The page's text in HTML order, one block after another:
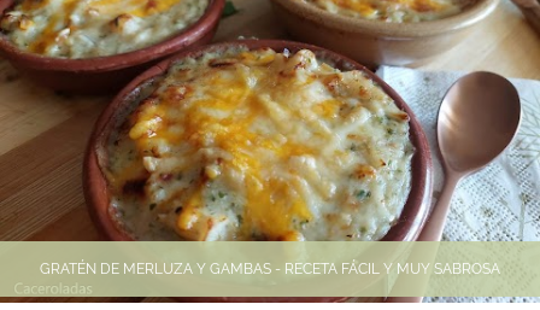
GRATÉN DE MERLUZA Y GAMBAS - RECETA FÁCIL Y MUY SABROSA